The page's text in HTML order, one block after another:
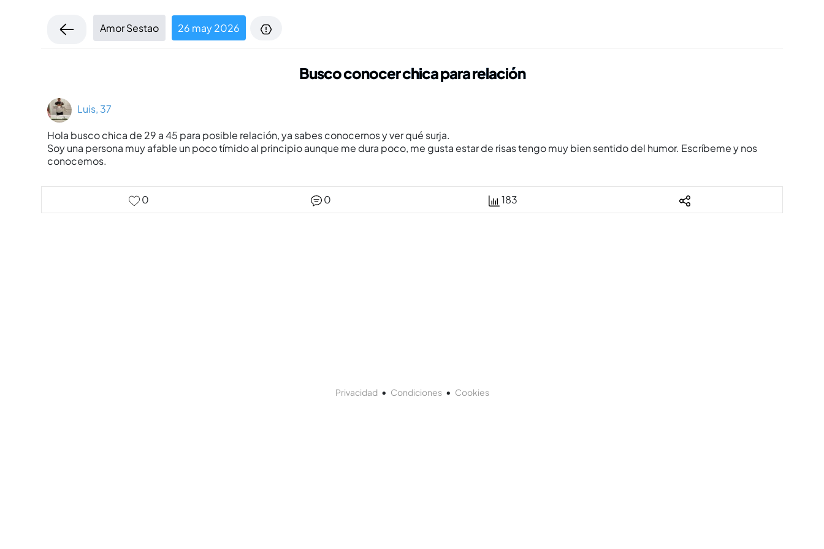
Amor Sestao 26 may 2026
Busco conocer chica para relación
Luis, 37
Hola busco chica de 29 a 45 para posible relación, ya sabes conocernos y ver qué surja.
Soy una persona muy afable un poco tímido al principio aunque me dura poco, me gusta estar de risas tengo muy bien sentido del humor. Escríbeme y nos
conocemos.
0 0 183
Privacidad• Condiciones• Cookies